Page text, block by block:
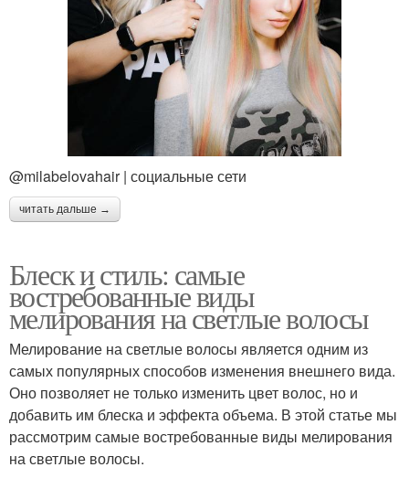
@milabelovahair | социальные сети
читать дальше →
Блеск и стиль: самые
востребованные виды
мелирования на светлые волосы
Мелирование на светлые волосы является одним из
самых популярных способов изменения внешнего вида.
Оно позволяет не только изменить цвет волос, но и
добавить им блеска и эффекта объема. В этой статье мы
рассмотрим самые востребованные виды мелирования
на светлые волосы.